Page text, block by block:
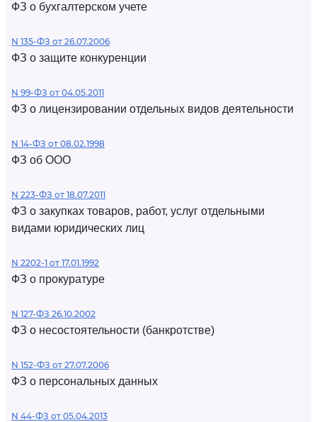
ФЗ о бухгалтерском учете
N 135-ФЗ от 26.07.2006
ФЗ о защите конкуренции
N 99-ФЗ от 04.05.2011
ФЗ о лицензировании отдельных видов деятельности
N 14-ФЗ от 08.02.1998
ФЗ об ООО
N 223-ФЗ от 18.07.2011
ФЗ о закупках товаров, работ, услуг отдельными
видами юридических лиц
N 2202-1 от 17.01.1992
ФЗ о прокуратуре
N 127-ФЗ 26.10.2002
ФЗ о несостоятельности (банкротстве)
N 152-ФЗ от 27.07.2006
ФЗ о персональных данных
N 44-ФЗ от 05.04.2013